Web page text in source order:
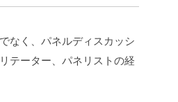
なく、パネルディスカッシ
テーター、パネリストの経